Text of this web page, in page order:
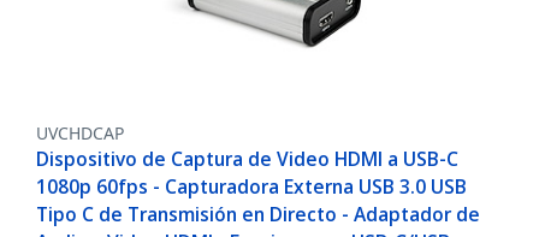
UVCHDCAP
Dispositivo de Captura de Video HDMI a USB-C
1080p 60fps - Capturadora Externa USB 3.0 USB
Tipo C de Transmisión en Directo - Adaptador de